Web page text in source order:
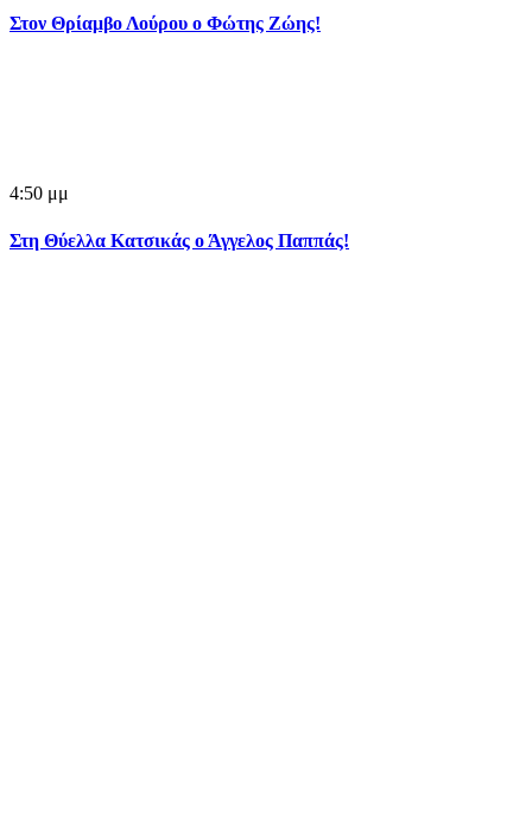
Στον Θρίαμβο Λούρου ο Φώτης Ζώης!
4:50 μμ
Στη Θύελλα Κατσικάς ο Άγγελος Παππάς!